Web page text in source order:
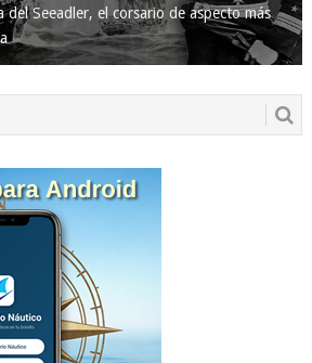
del Seeadler, el corsario de aspecto más